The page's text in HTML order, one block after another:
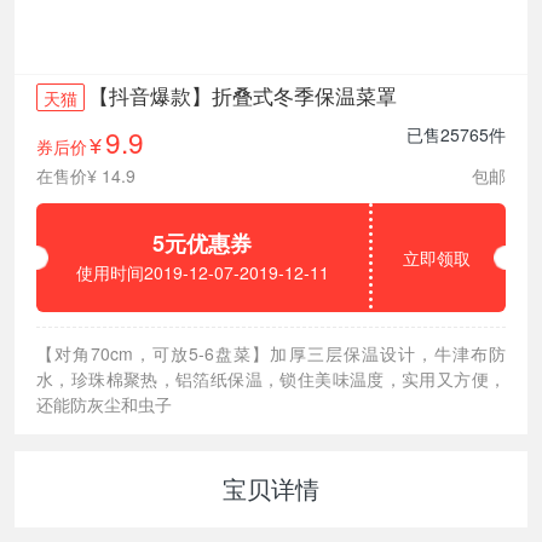
天猫 【抖音爆款】折叠式冬季保温菜罩
券后价¥ 9.9
已售25765件
在售价¥ 14.9
包邮
5元优惠券
使用时间2019-12-07-2019-12-11
立即领取
【对角70cm，可放5-6盘菜】加厚三层保温设计，牛津布防
水，珍珠棉聚热，铝箔纸保温，锁住美味温度，实用又方便，
还能防灰尘和虫子
宝贝详情